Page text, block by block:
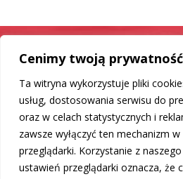
Cenimy twoją prywatność
Ta witryna wykorzystuje pliki
usług, dostosowania serwisu do
oraz w celach statystycznych i
zawsze wyłączyć ten mechanizm
przeglądarki. Korzystanie z
ustawień przeglądarki oznacza, że
Samochód jak
Mamy dla Ciebie rozwiązanie
DO LISTY PRODUKTÓW